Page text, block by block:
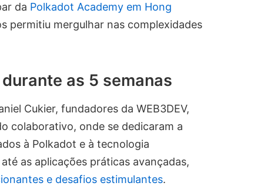
da Polkadot Academy em Hong
permitiu mergulhar nas complexidades
as 5 semanas
Cukier, fundadores da WEB3DEV,
colaborativo, onde se dedicaram a
à Polkadot e à tecnologia
as aplicações práticas avançadas,
e desafios estimulantes.